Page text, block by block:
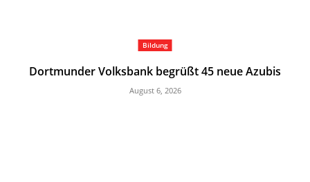
Bildung
Dortmunder Volksbank begrüßt 45 neue Azubis
August 6, 2026